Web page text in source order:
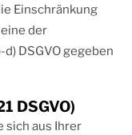
Einschränkung
der
DSGVO gegeben
DSGVO)
sich aus Ihrer